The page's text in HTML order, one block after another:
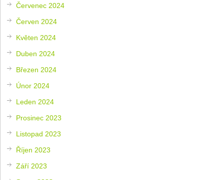
Červenec 2024
Červen 2024
Květen 2024
Duben 2024
Březen 2024
Únor 2024
Leden 2024
Prosinec 2023
Listopad 2023
Říjen 2023
Září 2023